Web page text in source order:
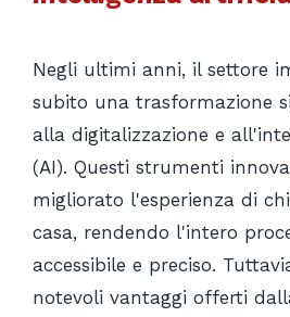
Negli ultimi anni, il settore
subito una trasformazione
alla digitalizzazione e
(AI). Questi strumenti
migliorato l'esperienza di
casa, rendendo l'intero
accessibile e preciso.
notevoli vantaggi offerti